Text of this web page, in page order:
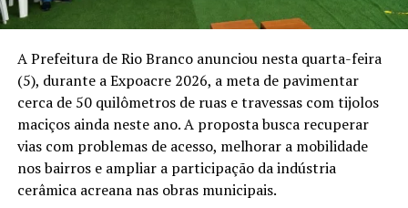
na escovação”, afirmou.
A visitante Débora Mazini também participou da
atividade e relacionou os cuidados com a boca à saúde de
forma geral. A programação buscou ampliar a
prevenção de cáries e outros problemas bucais ao levar
orientações diretamente ao público que circulou pela
Expoacre.
A Prefeitura de Rio Branco anunciou nesta quarta-feira
(5), durante a Expoacre 2026, a meta de pavimentar
cerca de 50 quilômetros de ruas e travessas com tijolos
maciços ainda neste ano. A proposta busca recuperar
vias com problemas de acesso, melhorar a mobilidade
nos bairros e ampliar a participação da indústria
cerâmica acreana nas obras municipais.